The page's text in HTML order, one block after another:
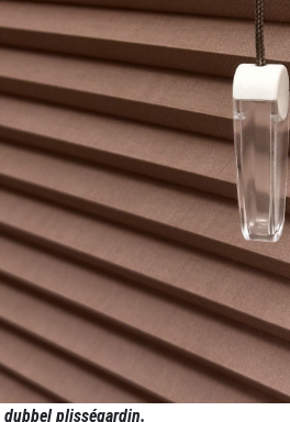
dubbel plisségardin.